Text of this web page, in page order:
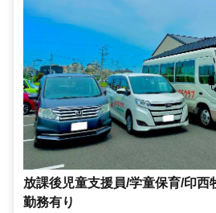
放課後児童支援員/学童保育/印西
勤務有り